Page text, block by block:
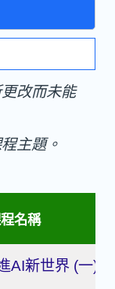
改而未能
主題。
名稱
AI新世界 (一) :